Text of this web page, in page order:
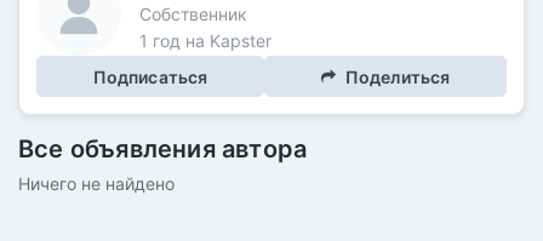
Собственник
1 год на Kapster
Подписаться
Поделиться
Все объявления автора
Ничего не найдено